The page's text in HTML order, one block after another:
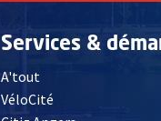
Services &
A'tout
VéloCité